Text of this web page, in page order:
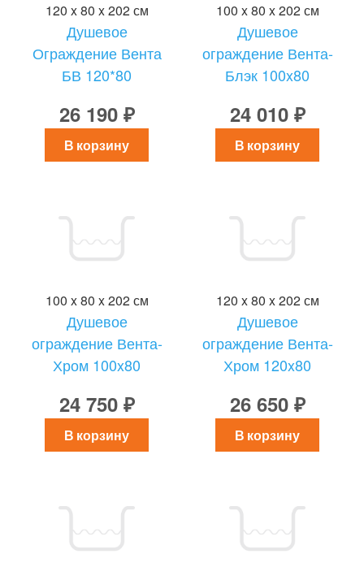
120 x 80 x 202 см
Душевое
Ограждение Вента
БВ 120*80
26 190 ₽
В корзину
100 x 80 x 202 см
Душевое
ограждение Вента-
Блэк 100x80
24 010 ₽
В корзину
100 x 80 x 202 см
Душевое
ограждение Вента-
Хром 100x80
24 750 ₽
В корзину
120 x 80 x 202 см
Душевое
ограждение Вента-
Хром 120x80
26 650 ₽
В корзину